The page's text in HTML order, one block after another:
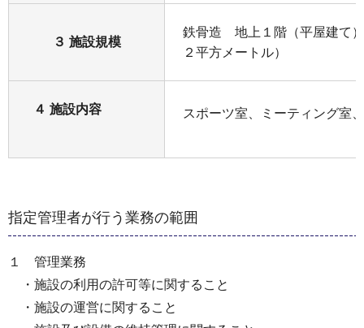
３ 施設規模
鉄骨造 地上１階（平屋建て
２平方メートル）
４ 施設内容 スポーツ室、ミーティング室
指定管理者が行う業務の範囲
１ 管理業務
・施設の利用の許可等に関すること
・施設の運営に関すること